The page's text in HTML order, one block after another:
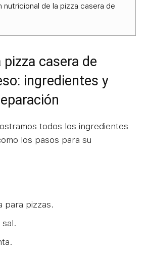
nutricional de la pizza casera de
pizza casera de
ingredientes y
todos los ingredientes
los pasos para su
para pizzas.
sal.